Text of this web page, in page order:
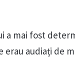
a mai fost
erau audiați de